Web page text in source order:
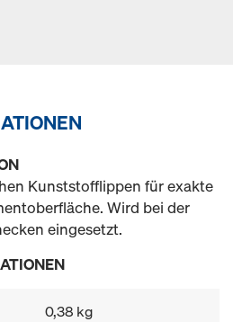
Kunststofflippen für exakte
Wird bei der
eingesetzt.
0,38 kg